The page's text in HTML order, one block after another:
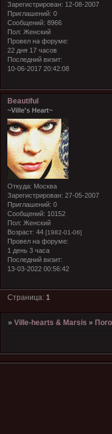
Зарегистрирован: 12-08-2007
Приглашений: 0
Сообщений: 8966
Пол: Женский
Провел на форуме:
22 дня 17 часов
Последний визит:
10-06-2017 20:42:08
Beautiful
~Ville's Heart~
Откуда: Москва
Зарегистрирован: 27-05-2007
Приглашений: 0
Сообщений: 10152
Пол: Женский
Возраст: 44 [1982-01-06]
Провел на форуме:
1 день 3 часа
Последний визит:
13-03-2022 00:56:42
Страница: 1
»Ville-hearts & Marsis »